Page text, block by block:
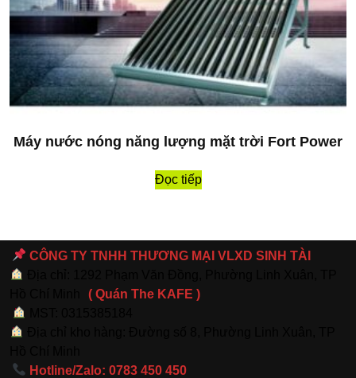
Máy nước nóng năng lượng mặt trời Fort Power
Đọc tiếp
CÔNG TY TNHH THƯƠNG MẠI VLXD SINH TÀI
( Quán The KAFE )
Hotline/Zalo: 0783 450 450